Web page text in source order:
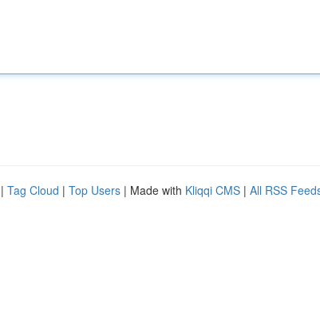
| Tag Cloud | Top Users | Made with Kliqqi CMS | All RSS